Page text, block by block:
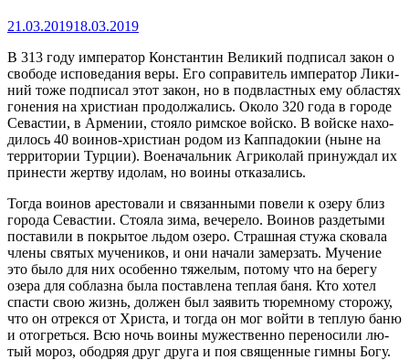
21.03.201918.03.2019
В 313 го­ду им­пе­ра­тор Кон­стан­тин Ве­ли­кий под­пи­сал за­кон о
сво­бо­де ис­по­ве­да­ния ве­ры. Его со­пра­ви­тель им­пе­ра­тор Ли­ки­
ний то­же под­пи­сал этот за­кон, но в под­власт­ных ему об­ла­стях
го­не­ния на хри­сти­ан про­дол­жа­лись. Око­ло 320 го­да в го­ро­де
Се­ва­стии, в Ар­ме­нии, сто­я­ло рим­ское вой­ско. В вой­ске на­хо­
ди­лось 40 во­и­нов-хри­сти­ан ро­дом из Кап­па­до­кии (ныне на
тер­ри­то­рии Тур­ции). Во­е­на­чаль­ник Аг­ри­ко­лай при­нуж­дал их
при­не­сти жерт­ву идо­лам, но во­и­ны от­ка­за­лись.
То­гда во­и­нов аре­сто­ва­ли и свя­зан­ны­ми по­ве­ли к озе­ру близ
го­ро­да Се­ва­стии. Сто­я­ла зи­ма, ве­че­ре­ло. Во­и­нов раз­де­ты­ми
по­ста­ви­ли в по­кры­тое льдом озе­ро. Страш­ная сту­жа ско­ва­ла
чле­ны свя­тых му­че­ни­ков, и они на­ча­ли за­мер­зать. Му­че­ние
это бы­ло для них осо­бен­но тя­же­лым, по­то­му что на бе­ре­гу
озе­ра для со­блаз­на бы­ла по­став­ле­на теп­лая ба­ня. Кто хо­тел
спа­сти свою жизнь, дол­жен был за­явить тю­рем­но­му сто­ро­жу,
что он от­рек­ся от Хри­ста, и то­гда он мог вой­ти в теп­лую ба­ню
и ото­греть­ся. Всю ночь во­и­ны му­же­ствен­но пе­ре­но­си­ли лю­
тый мо­роз, обод­ряя друг дру­га и поя свя­щен­ные гим­ны Бо­гу.